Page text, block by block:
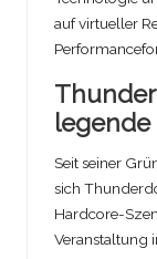
auf virtueller
Seit seiner
sich
Hardcore-
Veranstaltung